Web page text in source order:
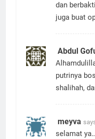
dan
juga buat
Abdul
putrinya
shalihah,
meyva
selamat